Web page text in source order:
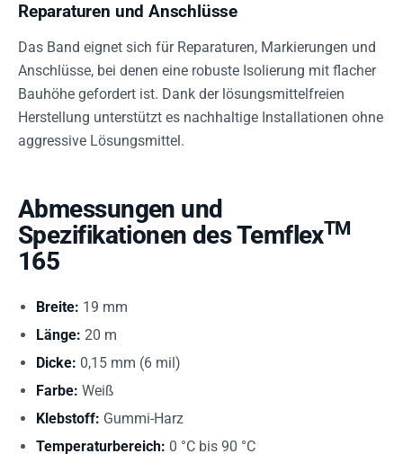
Reparaturen und Anschlüsse
Das Band eignet sich für Reparaturen, Markierungen und
Anschlüsse, bei denen eine robuste Isolierung mit flacher
Bauhöhe gefordert ist. Dank der lösungsmittelfreien
Herstellung unterstützt es nachhaltige Installationen ohne
aggressive Lösungsmittel.
Abmessungen und
Spezifikationen des TemflexTM
165
Breite: 19 mm
Länge: 20 m
Dicke: 0,15 mm (6 mil)
Farbe: Weiß
Klebstoff: Gummi-Harz
Temperaturbereich: 0 °C bis 90 °C